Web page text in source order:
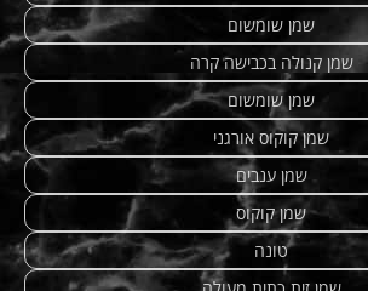
שמן שומשום
שמן קנולה בכבישה קרה
שמן שומשום
שמן קוקוס אורגני
שמן ענבים
שמן קוקוס
טונה